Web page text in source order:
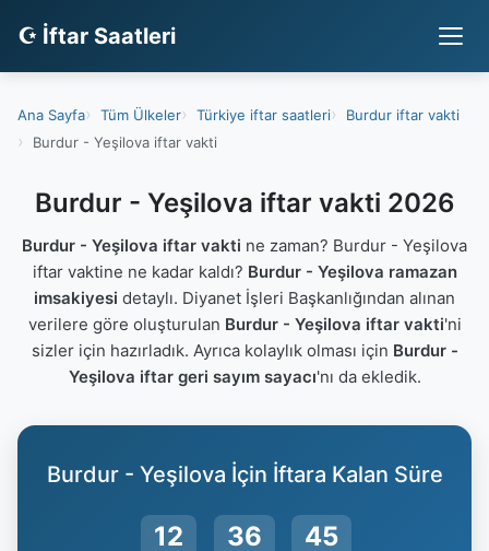
☪ İftar Saatleri
Ana Sayfa Tüm Ülkeler Türkiye iftar saatleri
Burdur iftar vakti
Burdur - Yeşilova iftar vakti
Burdur - Yeşilova iftar vakti 2026
Burdur - Yeşilova iftar vakti ne zaman? Burdur - Yeşilova
iftar vaktine ne kadar kaldı? Burdur - Yeşilova ramazan
imsakiyesi detaylı. Diyanet İşleri Başkanlığından alınan
verilere göre oluşturulan Burdur - Yeşilova iftar vakti'ni
sizler için hazırladık. Ayrıca kolaylık olması için Burdur -
Yeşilova iftar geri sayım sayacı'nı da ekledik.
Burdur - Yeşilova İçin İftara Kalan Süre
12 36 44